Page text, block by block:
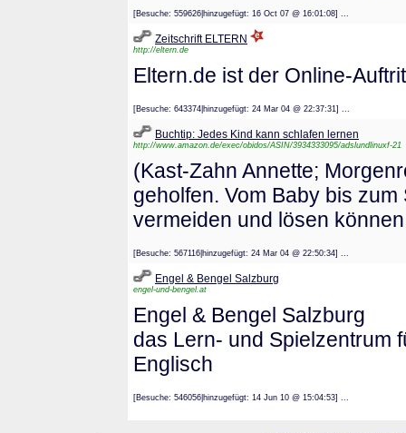
[Besuche: 559626|hinzugefügt: 16 Oct 07 @ 16:01:08] ...
Zeitschrift ELTERN
http://eltern.de
Eltern.de ist der Online-
[Besuche: 643374|hinzugefügt: 24 Mar 04 @ 22:37:31] ...
Buchtip: Jedes Kind kann schlafen lernen
http://www.amazon.de/exec/obidos/ASIN/3934333095/adslundlinuxf-21
(Kast-Zahn Annette;
geholfen. Vom Baby bis
vermeiden und lösen
[Besuche: 567116|hinzugefügt: 24 Mar 04 @ 22:50:34] ...
Engel & Bengel Salzburg
engel-und-bengel.at
Engel & Bengel Salzburg
das Lern- und Spielzentrum
Englisch
[Besuche: 546056|hinzugefügt: 14 Jun 10 @ 15:04:53] ...